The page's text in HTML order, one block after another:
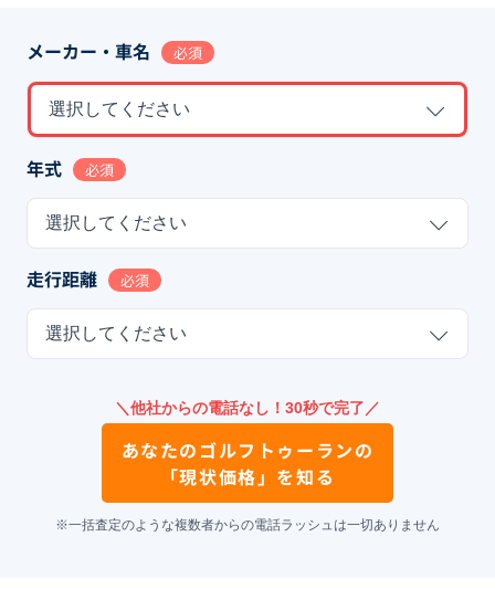
メーカー・車名 必須
選択してください
年式 必須
選択してください
走行距離 必須
選択してください
＼他社からの電話なし！30秒で完了／
あなたの ゴルフトゥーランの
「現状価格」を知る
※一括査定のような複数者からの電話ラッシュは一切ありません